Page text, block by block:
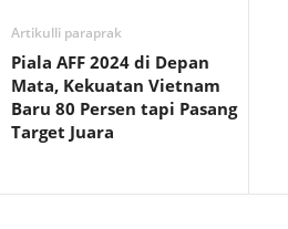
Artikulli paraprak
Piala AFF 2024 di Depan
Mata, Kekuatan Vietnam
Baru 80 Persen tapi Pasang
Target Juara